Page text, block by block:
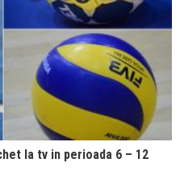
la tv in perioada 6 – 12